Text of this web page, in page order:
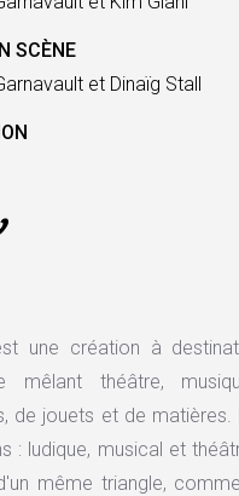
SCÈNE
et Dinaïg Stall
une création à
mêlant théâtre,
de jouets et de matières.
: ludique, musical et
même triangle,